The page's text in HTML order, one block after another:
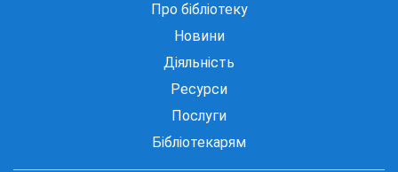
Про бібліотеку
Новини
Діяльність
Ресурси
Послуги
Бібліотекарям